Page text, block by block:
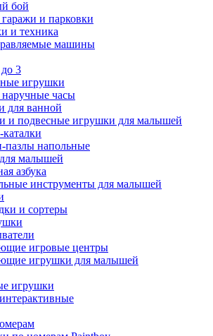
бой
гаражи и парковки
и техника
машины
3
игрушки
наручные часы
для ванной
и подвесные игрушки для малышей
пазлы напольные
малышей
азбука
инструменты для малышей
и сортеры
игровые центры
игрушки для малышей
игрушки